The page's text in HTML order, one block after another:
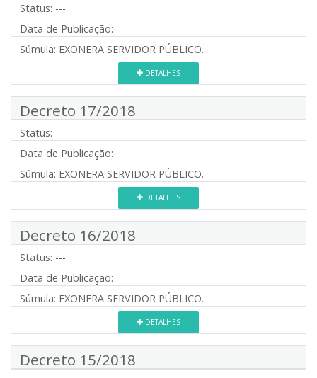
Status: ---
Data de Publicação:
Súmula: EXONERA SERVIDOR PÚBLICO.
DETALHES
Decreto 17/2018
Status: ---
Data de Publicação:
Súmula: EXONERA SERVIDOR PÚBLICO.
DETALHES
Decreto 16/2018
Status: ---
Data de Publicação:
Súmula: EXONERA SERVIDOR PÚBLICO.
DETALHES
Decreto 15/2018